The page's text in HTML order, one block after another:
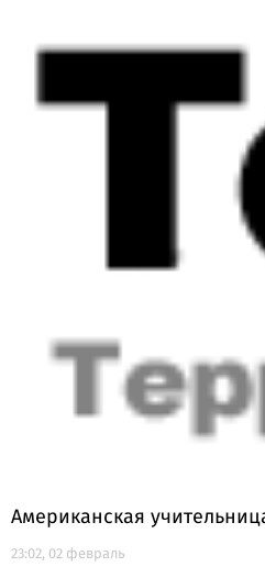
Американская
23:02, 02 февраль